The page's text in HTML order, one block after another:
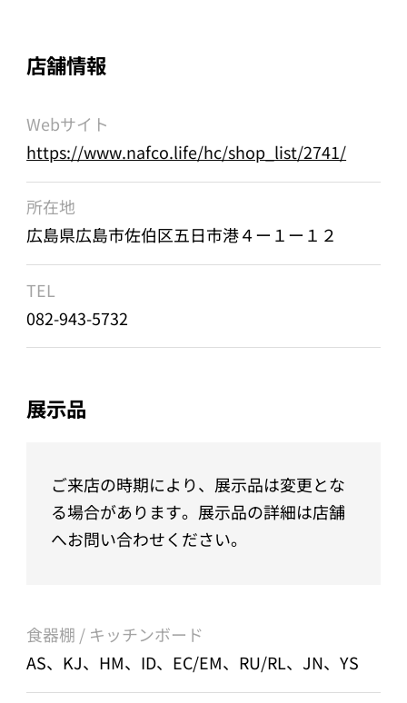
店舗情報
Webサイト
https://www.nafco.life/hc/shop_list/2741/
所在地
広島県広島市佐伯区五日市港４ー１ー１２
TEL
082-943-5732
展示品
ご来店の時期により、展示品は変更とな
る場合があります。展示品の詳細は店舗
へお問い合わせください。
食器棚 / キッチンボード
AS、KJ、HM、ID、EC/EM、RU/RL、JN、YS